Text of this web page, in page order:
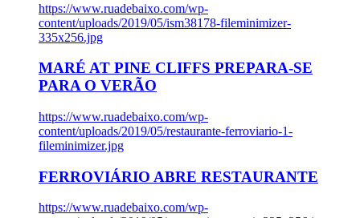
https://www.ruadebaixo.com/wp-
content/uploads/2019/05/ism38178-fileminimizer-
335x256.jpg
MARÉ AT PINE CLIFFS PREPARA-SE
PARA O VERÃO
https://www.ruadebaixo.com/wp-
content/uploads/2019/05/restaurante-ferroviario-1-
fileminimizer.jpg
FERROVIÁRIO ABRE RESTAURANTE
https://www.ruadebaixo.com/wp-